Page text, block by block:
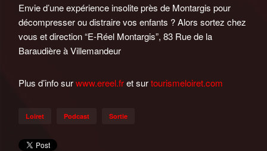
Envie d’une expérience insolite près de Montargis pour
décompresser ou distraire vos enfants ? Alors sortez chez
vous et direction “E-Réel Montargis”, 83 Rue de la
Baraudière à Villemandeur
Plus d’info surwww.ereel.fret surtourismeloiret.com
Loiret Podcast Sortie